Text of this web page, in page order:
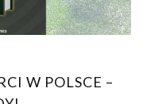
W POLSCE –